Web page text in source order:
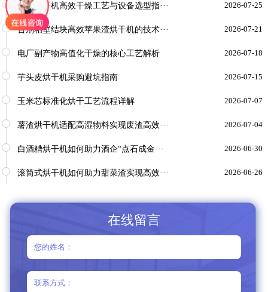
酵母烘干机高效干燥工艺与设备选型指··· 2026-07-25
告别粘壁结块高效苹果渣烘干机的技术··· 2026-07-21
电厂副产物高值化干燥的核心工艺解析 2026-07-18
芋头皮烘干机采购避坑指南 2026-07-15
玉米芯标准化烘干工艺流程详解 2026-07-07
薯渣烘干机适配高湿物料实现废渣高效··· 2026-07-04
白酒糟烘干机如何助力酒企“点石成金··· 2026-06-30
滚筒式烘干机如何助力甜菜渣实现高效··· 2026-06-26
在线留言